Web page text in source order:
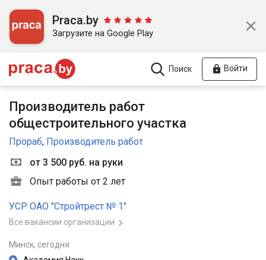
Praca.by
Загрузите на Google Play
Поиск Войти
Производитель работ
общестроительного участка
Прораб, Производитель работ
от 3 500 руб. на руки
Опыт работы от 2 лет
УСР ОАО "Стройтрест № 1"
Все вакансии организации
Минск, сегодня